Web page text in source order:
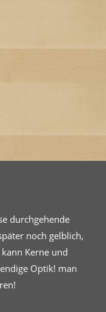
durchgehende
noch gelblich,
Kerne und
Optik! man